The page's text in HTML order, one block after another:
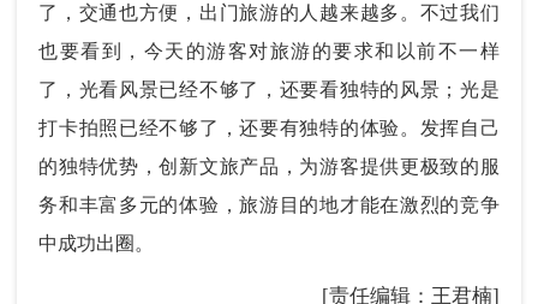
了，交通也方便，出门旅游的人越来越多。不过我们
也要看到，今天的游客对旅游的要求和以前不一样
了，光看风景已经不够了，还要看独特的风景；光是
打卡拍照已经不够了，还要有独特的体验。发挥自己
的独特优势，创新文旅产品，为游客提供更极致的服
务和丰富多元的体验，旅游目的地才能在激烈的竞争
中成功出圈。
[责任编辑：王君楠]